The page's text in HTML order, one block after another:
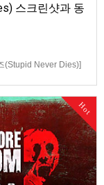
스크린샷과 동
(Stupid Never Dies)]
Hot